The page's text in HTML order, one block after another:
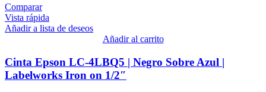
Comparar
Vista rápida
Añadir a lista de deseos
Añadir al carrito
Cinta Epson LC-4LBQ5 | Negro Sobre Azul |
Labelworks Iron on 1/2″